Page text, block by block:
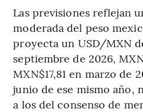
Las previsiones reflejan
moderada del peso
proyecta un USD/MXN
septiembre de 2026,
MXN$17,81 en marzo de
junio de ese mismo año,
a los del consenso de